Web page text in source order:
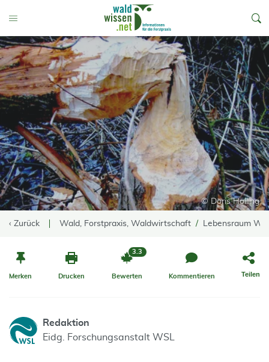
Toggle Menu
© Doris Hölling
‹ Zurück Wald, Forstpraxis, Waldwirtschaft Lebensraum
Merken Drucken Bewerten
3.3
Kommentieren Teilen
Redaktion
Eidg. Forschungsanstalt WSL